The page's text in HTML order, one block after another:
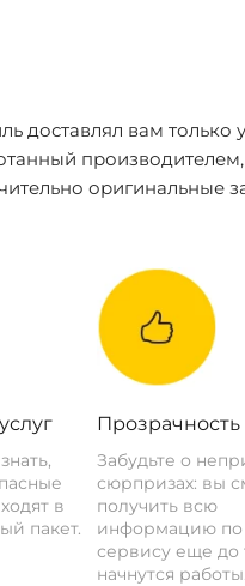
доставлял вам только
оригинальные
в
пакет.
Забудьте о
сюрпризах: вы
получить всю
информацию по
сервису еще до
начнутся работы.